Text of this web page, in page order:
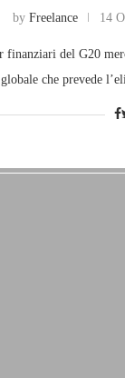
by Freelance 14
finanziari del G20
che prevede